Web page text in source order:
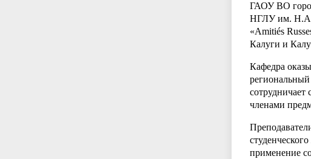
ГАОУ ВО
НГЛУ им. Н.А.
«Amitiés
Калуги и
Кафедра
членами
применение